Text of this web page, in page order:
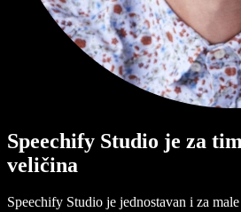
Speechify Studio je za
veličina
Speechify Studio je jednostavan i za